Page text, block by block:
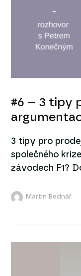
#6 – 3 tipy
3 tipy pro
společného
závodech F1?
Martin Bednář